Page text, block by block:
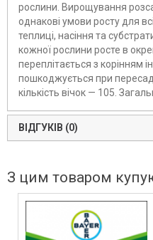
рослини. Вирощування
однакові умови росту для
теплиці, насіння та
кожної рослини росте в
переплітається з корінням
пошкоджується при
кількість вічок — 105.
ВІДГУКІВ (0)
З цим товаром